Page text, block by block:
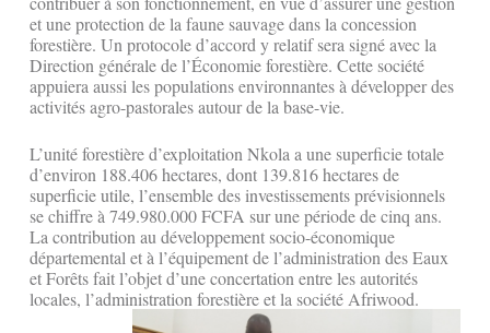
et une protection de la faune sauvage dans la concession
forestière. Un protocole d’accord y relatif sera signé avec la
Direction générale de l’Économie forestière. Cette société
appuiera aussi les populations environnantes à développer des
activités agro-pastorales autour de la base-vie.
L’unité forestière d’exploitation Nkola a une superficie totale
d’environ 188.406 hectares, dont 139.816 hectares de
superficie utile, l’ensemble des investissements prévisionnels
se chiffre à 749.980.000 FCFA sur une période de cinq ans.
La contribution au développement socio-économique
départemental et à l’équipement de l’administration des Eaux
et Forêts fait l’objet d’une concertation entre les autorités
locales, l’administration forestière et la société Afriwood.